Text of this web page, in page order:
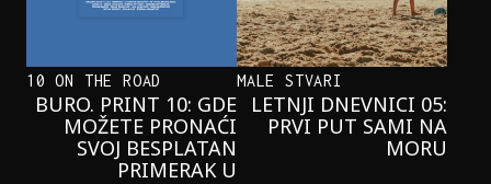
10 ON THE ROAD
BURO. PRINT 10: GDE
MOŽETE PRONAĆI
SVOJ BESPLATAN
PRIMERAK U
MALE STVARI
LETNJI DNEVNICI 05:
PRVI PUT SAMI NA
MORU